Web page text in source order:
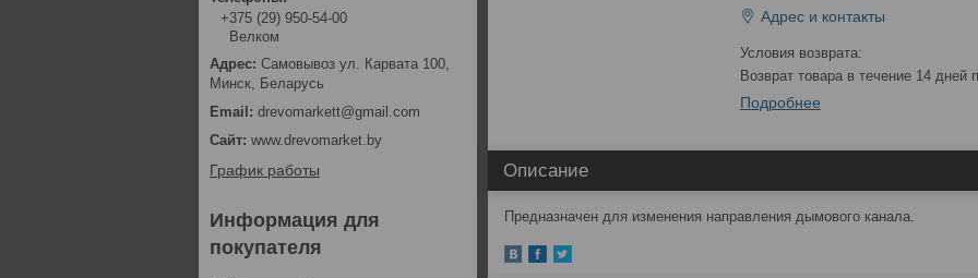
Адрес и контакты
возврат товара в течение 14 дней
Подробнее
Описание
Предназначен для изменения направления дымового канала.
+375 (29) 950-54-00
Велком
Самовывоз ул. Карвата 100,
Минск, Беларусь
drevomarkett@gmail.com
www.drevomarket.by
График работы
Информация для
покупателя